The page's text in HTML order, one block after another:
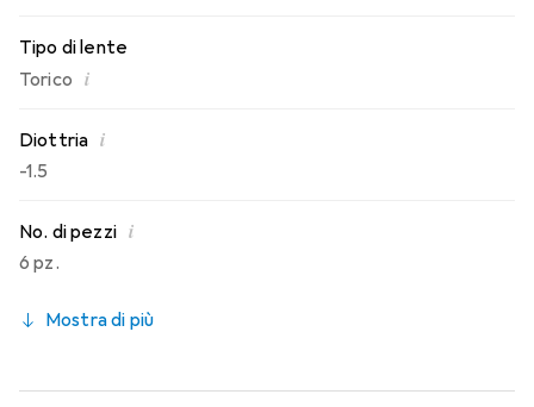
Tipo di lente
Torico i
Diottria i
-1.5
No. di pezzi i
6 pz.
Mostra di più